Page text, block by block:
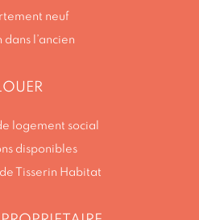
neuf
dans l’ancien
logement social
disponibles
Tisserin Habitat